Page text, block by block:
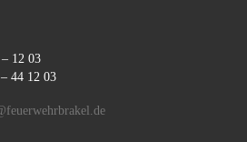
12 03
44 12 03